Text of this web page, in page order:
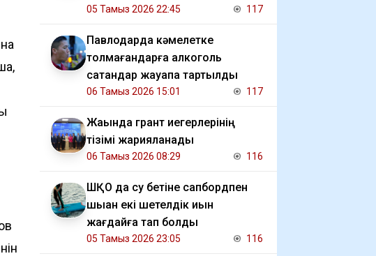
05 Тамыз 2026 22:45 117
Павлодарда кәмелетке
толмағандарға алкоголь
сатқандар жауапқа тартылды
06 Тамыз 2026 15:01 117
Жақында грант иегерлерінің
тізімі жарияланады
06 Тамыз 2026 08:29 116
ШҚО да су бетіне сапбордпен
шыққан екі шетелдік қиын
жағдайға тап болды
05 Тамыз 2026 23:05 116